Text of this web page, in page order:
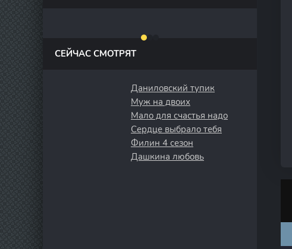
СЕЙЧАС СМОТРЯТ
Даниловский тупик
Муж на двоих
Мало для счастья надо
Сердце выбрало тебя
Филин 4 сезон
Дашкина любовь